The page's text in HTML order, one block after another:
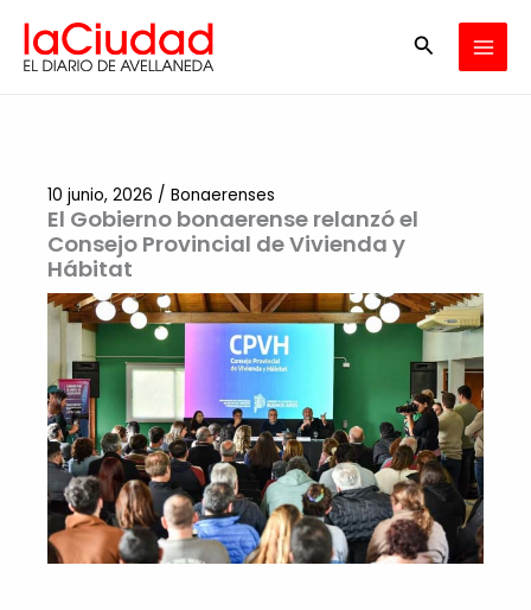
contenido
Buscar
El Gobierno bonaerense relanzó el
Consejo Provincial de Vivienda y
Hábitat
10 junio, 2026 / Bonaerenses